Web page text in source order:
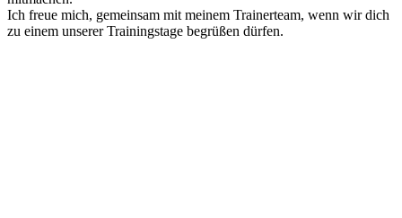
Ich freue mich, gemeinsam mit meinem Trainerteam, wenn wir dich
zu einem unserer Trainingstage begrüßen dürfen.